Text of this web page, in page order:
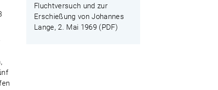
Fluchtversuch und zur
Erschießung von Johannes
Lange, 2. Mai 1969 (PDF)